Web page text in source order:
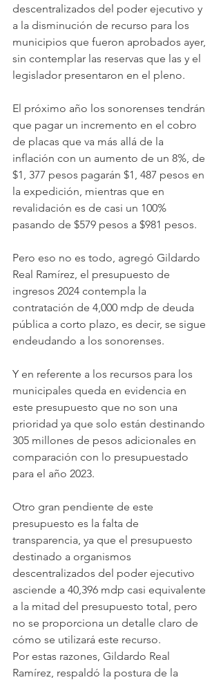
descentralizados del poder ejecutivo y
a la disminución de recurso para los
municipios que fueron aprobados ayer,
sin contemplar las reservas que las y el
legislador presentaron en el pleno.
El próximo año los sonorenses tendrán
que pagar un incremento en el cobro
de placas que va más allá de la
inflación con un aumento de un 8%, de
$1, 377 pesos pagarán $1, 487 pesos en
la expedición, mientras que en
revalidación es de casi un 100%
pasando de $579 pesos a $981 pesos.
Pero eso no es todo, agregó Gildardo
Real Ramírez, el presupuesto de
ingresos 2024 contempla la
contratación de 4,000 mdp de deuda
pública a corto plazo, es decir, se sigue
endeudando a los sonorenses.
Y en referente a los recursos para los
municipales queda en evidencia en
este presupuesto que no son una
prioridad ya que solo están destinando
305 millones de pesos adicionales en
comparación con lo presupuestado
para el año 2023.
Otro gran pendiente de este
presupuesto es la falta de
transparencia, ya que el presupuesto
destinado a organismos
descentralizados del poder ejecutivo
asciende a 40,396 mdp casi equivalente
a la mitad del presupuesto total, pero
no se proporciona un detalle claro de
cómo se utilizará este recurso.
Por estas razones, Gildardo Real
Ramírez, respaldó la postura de la